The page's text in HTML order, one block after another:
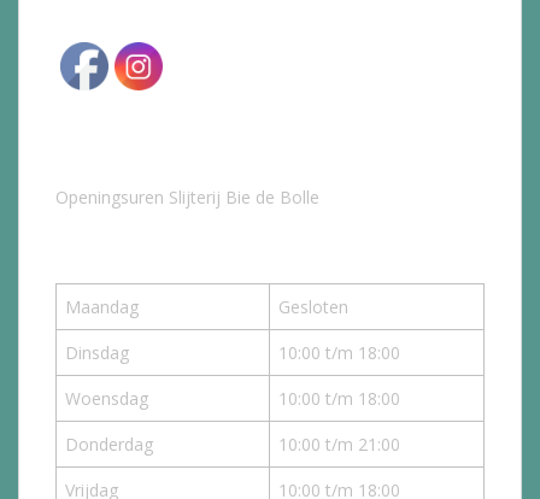
Openingsuren Slijterij Bie de Bolle
Maandag
Gesloten
Dinsdag
10:00 t/m 18:00
Woensdag
10:00 t/m 18:00
Donderdag
10:00 t/m 21:00
Vrijdag
10:00 t/m 18:00